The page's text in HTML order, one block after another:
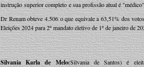
instrução superior completo e sua profissão atual é
Dr Renam obteve 4.506 o que equivale a 63,51% dos
Eleições 2024 para 2º mandato eletivo de 1º de janeiro de
Silvania Karla de Melo(Silvania de Santos) é